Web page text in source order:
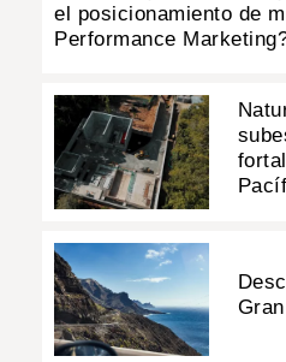
el posicionamiento de
Performance